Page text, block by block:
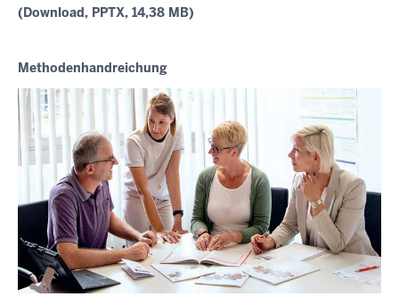
(Download, PPTX, 14,38 MB)
Methodenhandreichung